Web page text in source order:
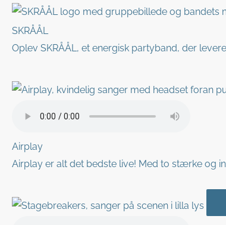
SKRÅÅL
Oplev SKRÅÅL, et energisk partyband, der
Airplay
Airplay er alt det bedste live! Med to stærke og